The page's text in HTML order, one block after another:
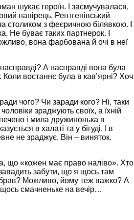
шукає героїн. І засмучувалася,
папірець. Рентгенівський
з феєричною білявкою. І
Не буває таких партнерок. І
вона фарбована й очі в неї
А насправді вона була
востаннє була в кав’ярні? Хоч
чого? Чи заради кого? Ні, таки
зраджують своїх, а їхній
і мила дружинонька в
в халаті та у бігуді. І в
не зраджує. Він – виняток.
що «кожен має право наліво». Хто
забути, що я щось там
Можливо, йому теж важко? А
смачненьке на вечір…